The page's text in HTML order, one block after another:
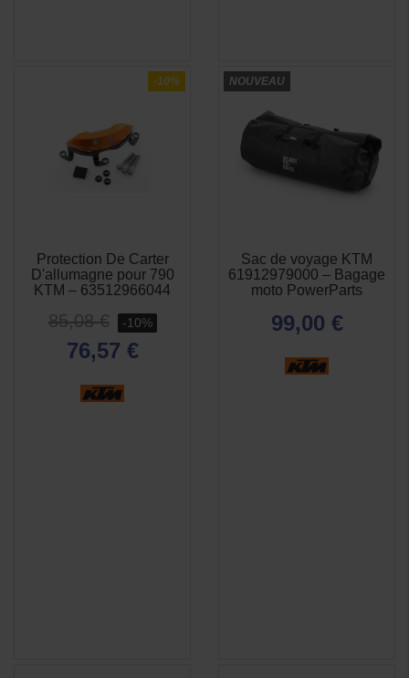
-10%
Protection De Carter
D'allumagne pour 790
KTM – 63512966044
85,08 € -10%
76,57 €
NOUVEAU
Sac de voyage KTM
61912979000 – Bagage
moto PowerParts
99,00 €
APERÇU
RAPIDE
APERÇU
RAPIDE